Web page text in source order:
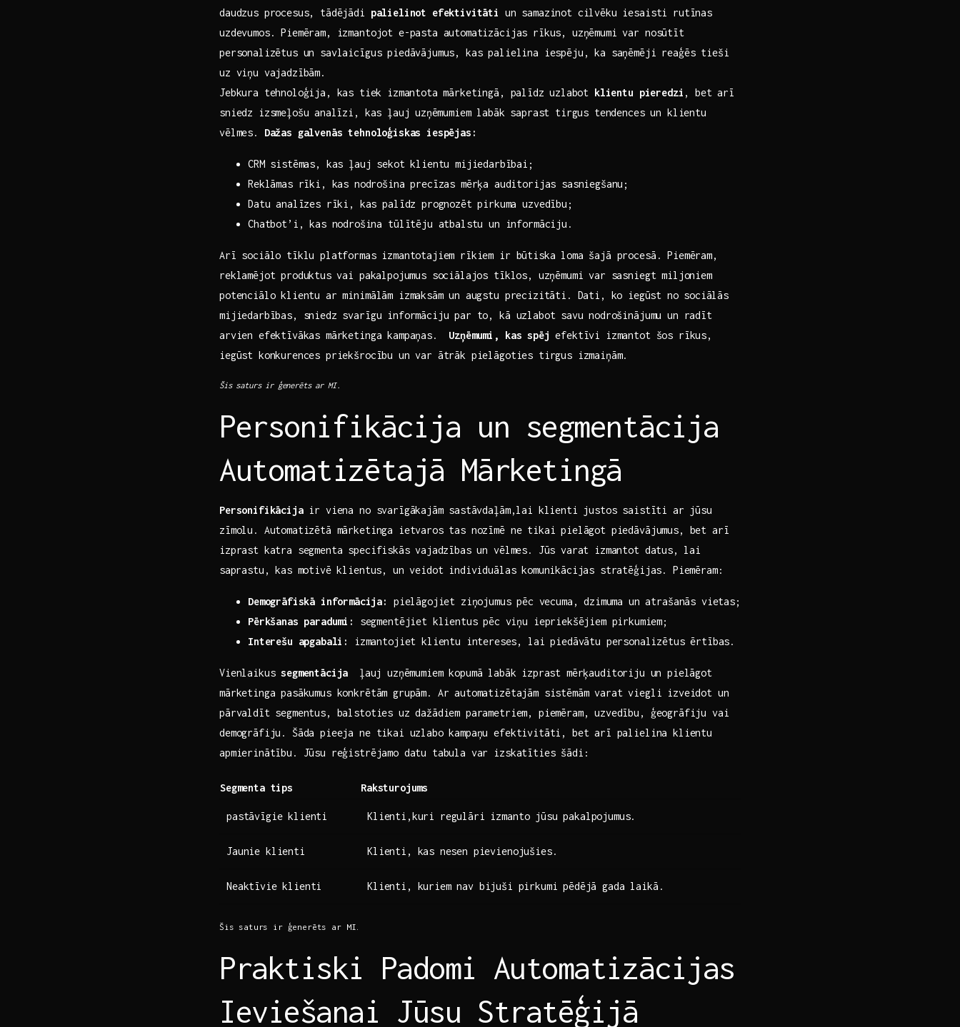
daudzus procesus, tādējādi palielinot efektivitāti un samazinot cilvēku iesaisti rutīnas
uzdevumos. Piemēram, izmantojot e-pasta automatizācijas rīkus, uzņēmumi var nosūtīt
personalizētus ​un savlaicīgus piedāvājumus,​ kas palielina iespēju, ka saņēmēji reaģēs tieši
uz viņu vajadzībām.
Jebkura tehnoloģija, kas⁢ tiek izmantota mārketingā, palīdz⁤ uzlabot klientu pieredzi , bet arī
sniedz izsmeļošu ⁤analīzi, kas ​ļauj ⁣uzņēmumiem labāk‌ saprast tirgus tendences ​un klientu
vēlmes. Dažas galvenās tehnoloģiskas iespējas:
CRM sistēmas, kas ļauj sekot klientu mijiedarbībai;
Reklāmas rīki, kas nodrošina‍ precīzas mērķa auditorijas sasniegšanu;
Datu analīzes‌ rīki, kas palīdz prognozēt pirkuma uzvedību;
Chatbot’i, kas nodrošina tūlītēju atbalstu un informāciju.
Arī sociālo tīklu platformas izmantotajiem rīkiem ‍ir būtiska loma šajā procesā. Piemēram,
reklamējot produktus ⁢vai pakalpojumus sociālajos tīklos, uzņēmumi var sasniegt miljoniem
potenciālo klientu ar minimālām izmaksām un⁢ augstu precizitāti. Dati, ko ⁢iegūst no⁣ sociālās⁤
mijiedarbības, sniedz svarīgu informāciju par to, kā uzlabot ⁢savu nodrošinājumu un radīt
arvien efektīvākas mārketinga kampaņas. ​ Uzņēmumi, kas spēj efektīvi izmantot šos rīkus,
iegūst konkurences priekšrocību un var ātrāk pielāgoties tirgus izmaiņām.
Šis saturs ir ģenerēts ar MI.
Personifikācija un segmentācija
Automatizētajā Mārketingā
Personifikācijair viena no ​svarīgākajām⁤ sastāvdaļām,lai klienti justos saistīti ar jūsu
zīmolu. Automatizētā mārketinga ietvaros tas nozīmē ne tikai pielāgot piedāvājumus, bet arī
izprast katra segmenta specifiskās ⁢vajadzības un ‍vēlmes. Jūs varat izmantot datus, ⁣lai
⁣saprastu, kas motivē klientus, un veidot individuālas komunikācijas stratēģijas. Piemēram:
Demogrāfiskā informācija:
pielāgojiet ziņojumus⁣ pēc vecuma, dzimuma un atrašanās vietas;
Pērkšanas paradumi:
segmentējiet klientus pēc viņu iepriekšējiem pirkumiem;
Interešu apgabali:
izmantojiet klientu intereses, lai piedāvātu personalizētus ērtības.
Vienlaikussegmentācija ⁤ ļauj uzņēmumiem kopumā labāk izprast mērķauditoriju un pielāgot
mārketinga pasākumus konkrētām grupām. Ar automatizētajām sistēmām varat viegli izveidot un
pārvaldīt‌ segmentus, balstoties uz dažādiem ‍parametriem, piemēram, uzvedību, ģeogrāfiju ​vai
demogrāfiju. Šāda pieeja ne tikai uzlabo kampaņu efektivitāti, bet arī palielina klientu
apmierinātību. Jūsu reģistrējamo datu tabula var izskatīties šādi:
Segmenta ‌tips Raksturojums
pastāvīgie klienti Klienti,kuri regulāri izmanto jūsu pakalpojumus.
Jaunie klienti Klienti, kas ⁣nesen pievienojušies.
Neaktīvie klienti Klienti, kuriem nav bijuši ⁢pirkumi pēdējā gada laikā.
Šis⁤ saturs ir ģenerēts ar MI.
Praktiski Padomi Automatizācijas
Ieviešanai Jūsu Stratēģijā